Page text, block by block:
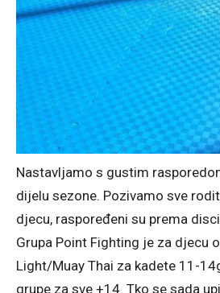
Nastavljamo s gustim
dijelu sezone. Pozivamo sve
djecu, raspoređeni su prema
Grupa Point Fighting je za djecu
Light/Muay Thai za kadete 11-
grupe za sve +14. Tko se sada